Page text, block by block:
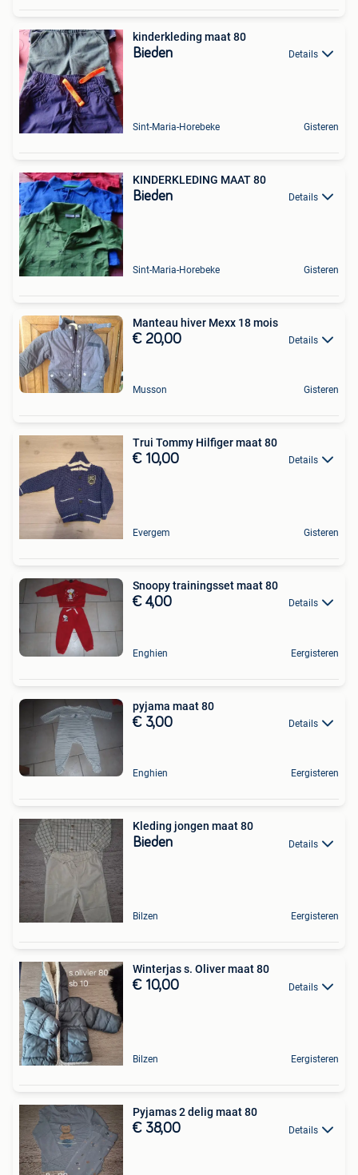
kinderkleding maat 80
Bieden Details
Sint-Maria-Horebeke Gisteren
KINDERKLEDING MAAT 80
Bieden Details
Sint-Maria-Horebeke Gisteren
Manteau hiver Mexx 18 mois
€ 20,00 Details
Musson Gisteren
Trui Tommy Hilfiger maat 80
€ 10,00 Details
Evergem Gisteren
Snoopy trainingsset maat 80
€ 4,00 Details
Enghien Eergisteren
pyjama maat 80
€ 3,00 Details
Enghien Eergisteren
Kleding jongen maat 80
Bieden Details
Bilzen Eergisteren
Winterjas s. Oliver maat 80
€ 10,00 Details
Bilzen Eergisteren
Pyjamas 2 delig maat 80
€ 38,00 Details